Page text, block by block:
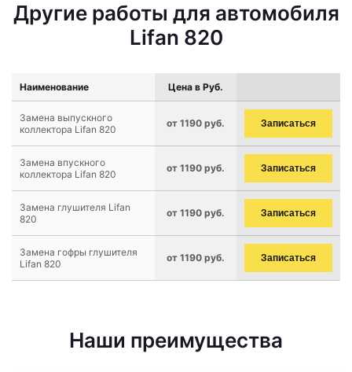
Другие работы для автомобиля
Lifan 820
Наименование Цена в Руб.
Замена выпускного
коллектора Lifan 820
от 1190 руб. Записаться
Замена впускного
коллектора Lifan 820
от 1190 руб. Записаться
Замена глушителя Lifan
820
от 1190 руб. Записаться
Замена гофры глушителя
Lifan 820
от 1190 руб. Записаться
Наши преимущества